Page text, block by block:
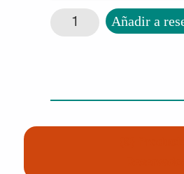
Buzzers sonidosAñadir a